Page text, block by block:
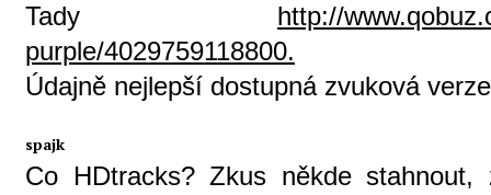
Tady http://
purple/4029759118800.
Údajně nejlepší dostupná zvuková
spajk
Co HDtracks? Zkus někde